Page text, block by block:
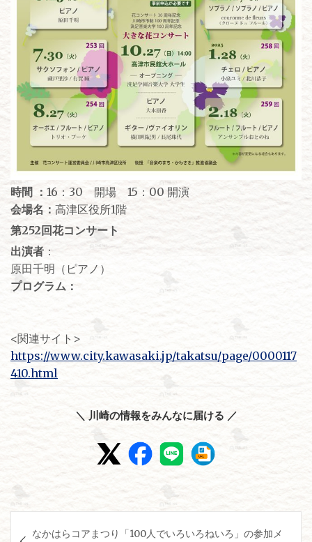
時間 ： 16：30 開場 15：00 開演
会場名： 高津区役所1階
第252回花コンサート
出演者 ：
原田千明（ピアノ）
プログラム：
<関連サイト>
https://www.city.kawasaki.jp/takatsu/page/0000117
410.html
＼ 川崎の情報をみんなに届ける ／
なかはらコアまつり「100人でいろいろねいろ」の参加メ